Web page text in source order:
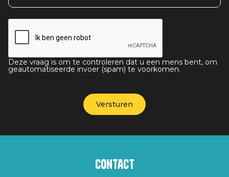
Deze vraag is om te controleren dat u een mens bent, om
geautomatiseerde invoer (spam) te voorkomen.
Contact